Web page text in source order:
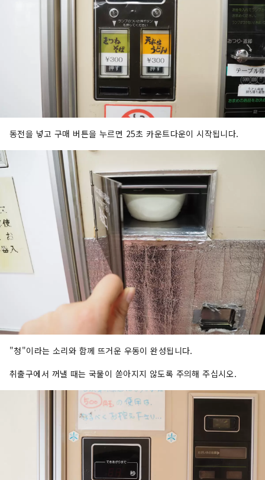
동전을 넣고 구매 버튼을 누르면 25초 카운트다운이 시작됩니다.
"청"이라는 소리와 함께 뜨거운 우동이 완성됩니다.
취출구에서 꺼낼 때는 국물이 쏟아지지 않도록 주의해 주십시오.